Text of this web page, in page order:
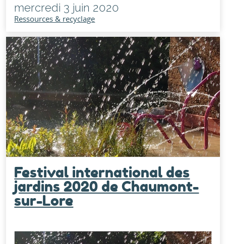
mercredi 3 juin 2020
Ressources & recyclage
Festival international des
jardins 2020 de Chaumont-
sur-Lore